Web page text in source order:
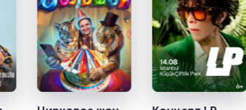
о том, как вернуть, сдать или продать билет
в разделах:
билет